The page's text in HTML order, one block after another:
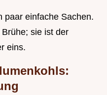
paar einfache Sachen.
sie ist der
eins.